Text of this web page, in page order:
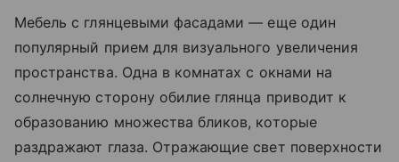
Мебель с глянцевыми фасадами — еще один
популярный прием для визуального увеличения
пространства. Одна в комнатах с окнами на
солнечную сторону обилие глянца приводит к
образованию множества бликов, которые
раздражают глаза. Отражающие свет поверхности